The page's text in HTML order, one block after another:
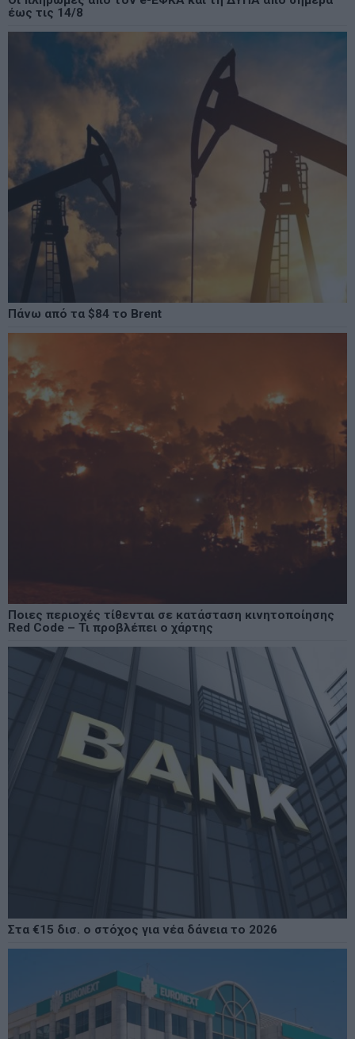
έως τις 14/8
Πάνω από τα $84 το Brent
Ποιες περιοχές τίθενται σε κατάσταση κινητοποίησης
Red Code – Τι προβλέπει ο χάρτης
Στα €15 δισ. ο στόχος για νέα δάνεια το 2026